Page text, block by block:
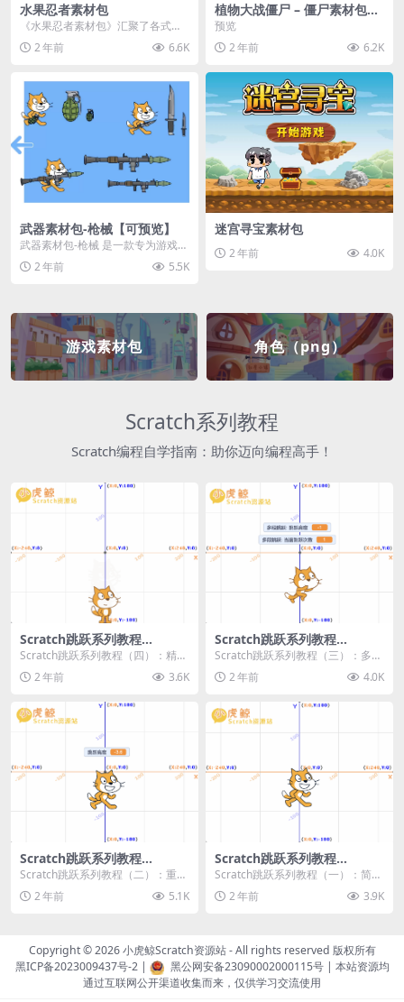
水果忍者素材包
《水果忍者素材包》汇聚了各式鲜
美诱人的水果图像与清脆悦耳的切
割音效，专为追求极致...
2 年前 6.6K
植物大战僵尸 – 僵尸素材包
【可预览】
预览
2 年前
6.2K
武器素材包-枪械【可预览】
武器素材包-枪械 是一款专为游戏开
发者和创作者设计的素材包，包含
多种高质量的枪械...
2 年前 5.5K
迷宫寻宝素材包
2 年前 4.0K
游戏素材包 角色（png）
Scratch系列教程
Scratch编程自学指南：助你迈向编程高手！
Scratch跳跃系列教程
（四）：精准着陆
Scratch跳跃系列教程（四）：精准
着陆 作者：小虎鲸Scratch资源站
... 2 年前 3.6K
Scratch跳跃系列教程
（三）：多段跳跃
Scratch跳跃系列教程（三）：多段
跳跃 作者：小虎鲸Scratch资源站
连...2 年前 4.0K
Scratch跳跃系列教程
（二）：重力跳跃
Scratch跳跃系列教程（二）：重力
跳跃 作者：小虎鲸Scratch资源站
按...2 年前 5.1K
Scratch跳跃系列教程
（一）：简单跳跃
Scratch跳跃系列教程（一）：简单
跳跃 作者：小虎鲸Scratch资源站
按...2 年前 3.9K
Copyright © 2026小虎鲸Scratch资源站- All rights reserved 版权所有
黑ICP备2023009437号-2| 黑公网安备23090002000115号| 本站资源均
通过互联网公开渠道收集而来，仅供学习交流使用